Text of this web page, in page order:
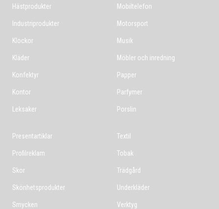
Hästprodukter
Industriprodukter
Klockor
Kläder
Konfektyr
Kontor
Leksaker
Mobiltelefon
Motorsport
Musik
Möbler och inredning
Papper
Parfymer
Porslin
Presentartiklar
Profilreklam
Skor
Skönhetsprodukter
Smycken
Textil
Tobak
Trädgård
Underkläder
Verktyg